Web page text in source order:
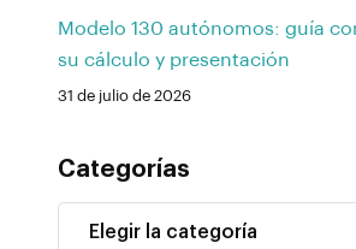
Modelo 130 autónomos: guía
su cálculo y presentación
31 de julio de 2026
Categorías